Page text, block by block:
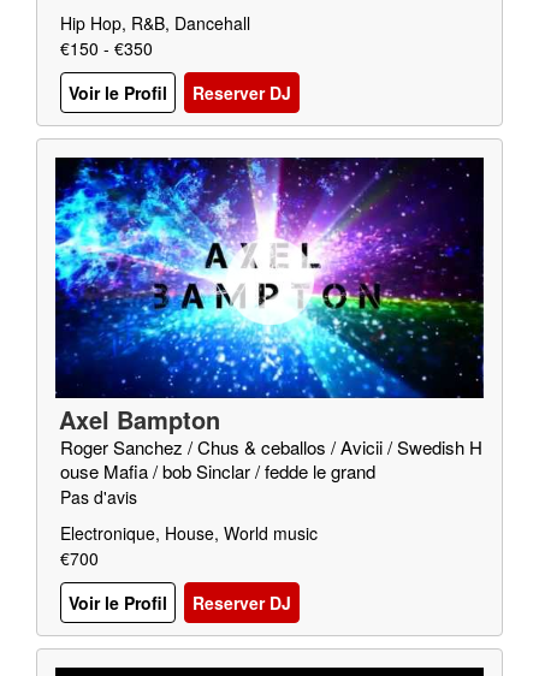
Hip Hop, R&B, Dancehall
€150 - €350
Voir le Profil
Reserver DJ
Axel Bampton
Roger Sanchez / Chus & ceballos / Avicii / Swedish H
ouse Mafia / bob Sinclar / fedde le grand
Pas d'avis
Electronique, House, World music
€700
Voir le Profil
Reserver DJ